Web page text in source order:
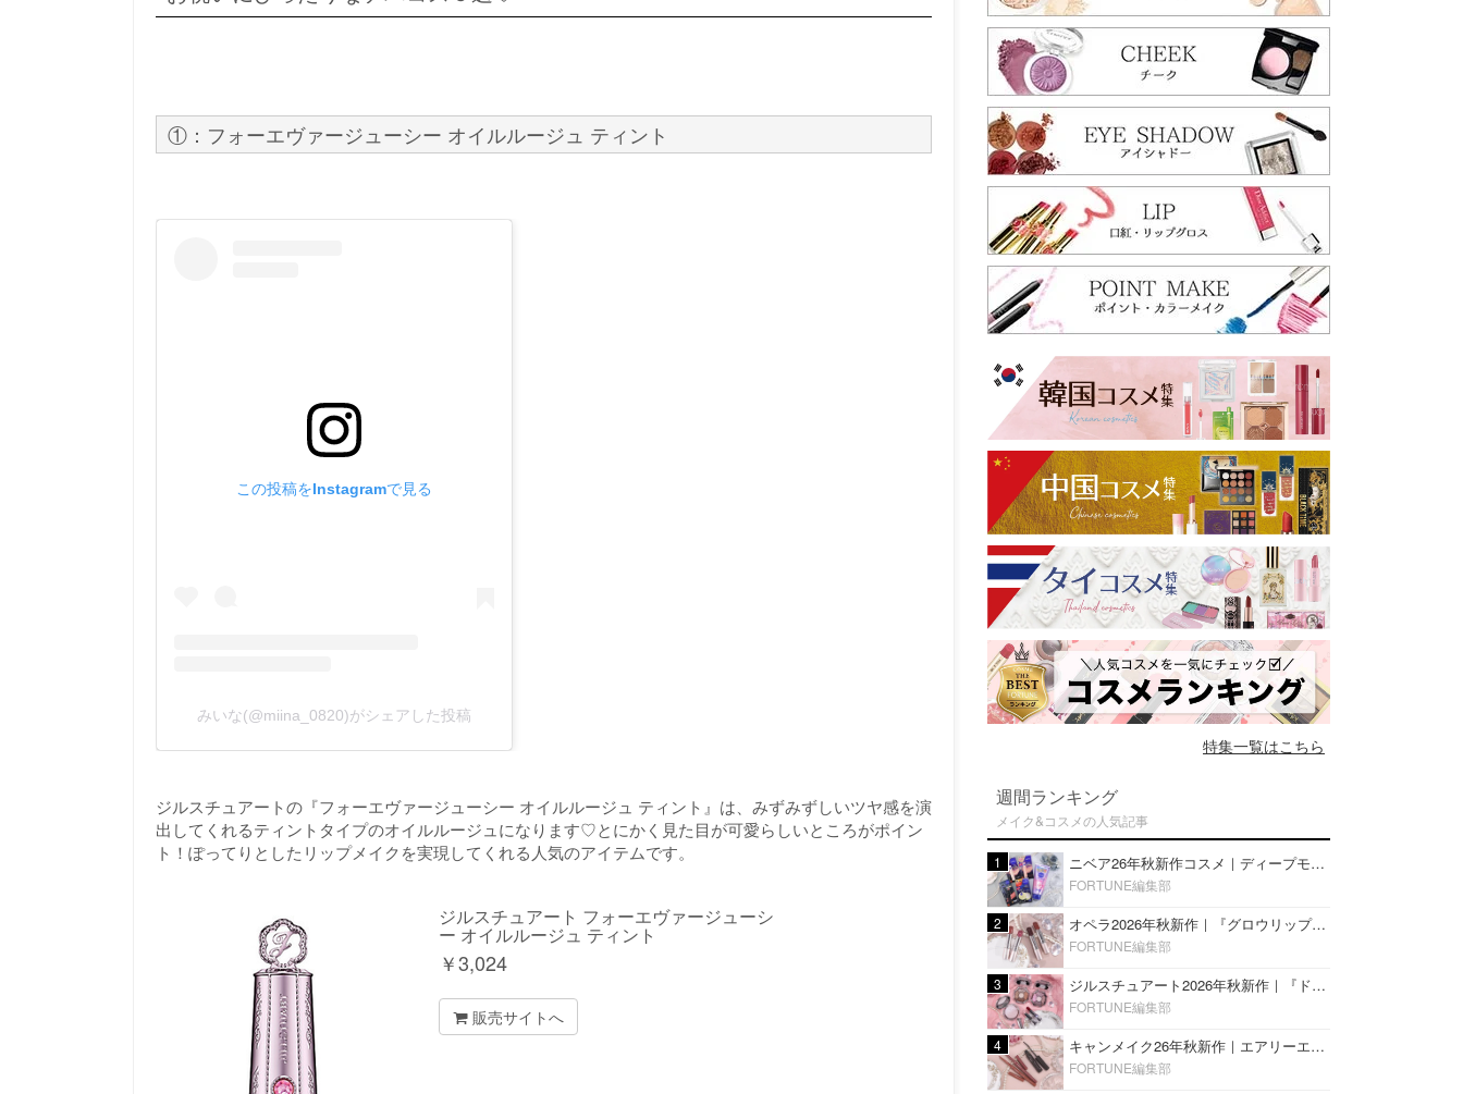
①：フォーエヴァージューシー オイルルージュ ティント
この投稿をInstagramで見る
みいな(@miina_0820)がシェアした投稿
ジルスチュアートの『フォーエヴァージューシー オイルルージュ ティント』は、みずみずしいツヤ感を演
出してくれるティントタイプのオイルルージュになります♡とにかく見た目が可愛らしいところがポイン
ト！ぽってりとしたリップメイクを実現してくれる人気のアイテムです。
ジルスチュアート フォーエヴァージューシ
ー オイルルージュ ティント
￥3,024
販売サイトへ
特集一覧はこちら
週間ランキング
メイク&コスメの人気記事
1 ニベア26年秋新作コスメ｜ディープモイスチャーリップの美容液タイプや2in1ボディクリームスクラブも
FORTUNE編集部
2 オペラ2026年秋新作｜『グロウリップティント』の新色・限定色はローズジャムカラー♡全4色をレビュー
FORTUNE編集部
3 ジルスチュアート2026年秋新作｜『ドレスドブルーム アイズ』新色や限定ハイライト・リップをレビュー
FORTUNE編集部
4 キャンメイク26年秋新作｜エアリーエクステンションライナー＆カールスナイパーマスカラ新色をレビュー
FORTUNE編集部